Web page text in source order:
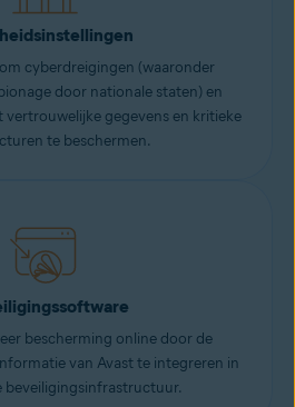
cyberdreigingen (waaronder
door nationale staten) en
vertrouwelijke gegevens en kritieke
te beschermen.
bescherming online door de
van Avast te integreren in
beveiligingsinfrastructuur.